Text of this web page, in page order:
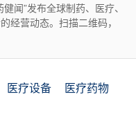
闻”发布全球制药、医疗、
经营动态。扫描二维码，
医疗设备
医疗药物